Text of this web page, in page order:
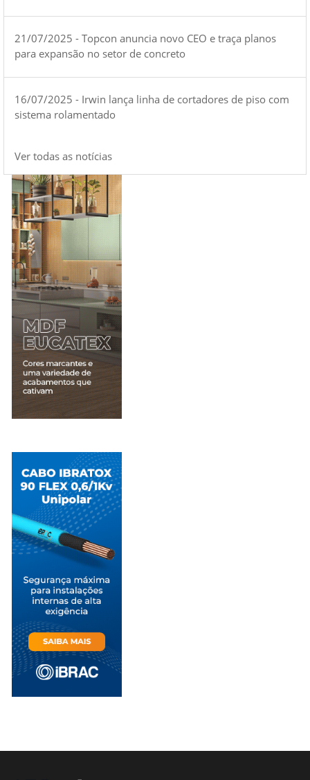
21/07/2025 - Topcon anuncia novo CEO e traça planos
para expansão no setor de concreto
16/07/2025 - Irwin lança linha de cortadores de piso com
sistema rolamentado
Ver todas as notícias